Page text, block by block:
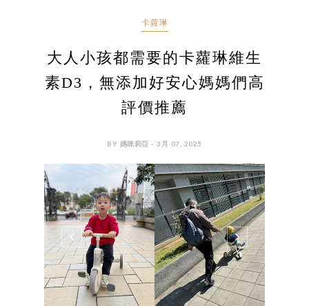
卡蘿琳
大人小孩都需要的卡蘿琳維生
素D3，無添加好安心媽媽們高
評價推薦
BY 媽咪莉亞 - 3月 07, 2025